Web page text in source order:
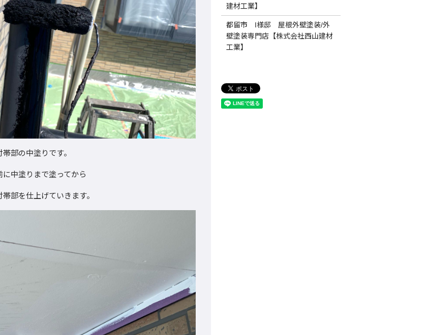
帯部の中塗りです。
に中塗りまで塗ってから
部を仕上げていきます。
建材工業】
都留市 I様邸 屋根外壁塗装/外
壁塗装専門店【株式会社西山建材
工業】